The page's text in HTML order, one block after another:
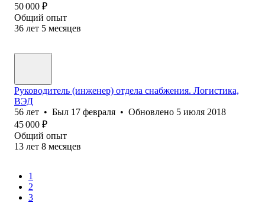
50 000 ₽
Общий опыт
36 лет 5 месяцев
Руководитель (инженер) отдела снабжения. Логистика,
ВЭД
56 лет • Был 17 февраля • Обновлено 5 июля 2018
45 000 ₽
Общий опыт
13 лет 8 месяцев
1
2
3